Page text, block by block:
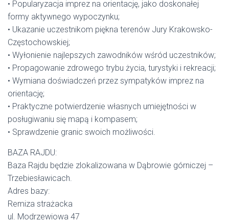
• Popularyzacja imprez na orientację, jako doskonałej
formy aktywnego wypoczynku;
• Ukazanie uczestnikom piękna terenów Jury Krakowsko-
Częstochowskiej;
• Wyłonienie najlepszych zawodników wśród uczestników;
• Propagowanie zdrowego trybu życia, turystyki i rekreacji;
• Wymiana doświadczeń przez sympatyków imprez na
orientację;
• Praktyczne potwierdzenie własnych umiejętności w
posługiwaniu się mapą i kompasem;
• Sprawdzenie granic swoich możliwości.
BAZA RAJDU:
Baza Rajdu będzie zlokalizowana w Dąbrowie górniczej –
Trzebiesławicach.
Adres bazy:
Remiza strażacka
ul. Modrzewiowa 47